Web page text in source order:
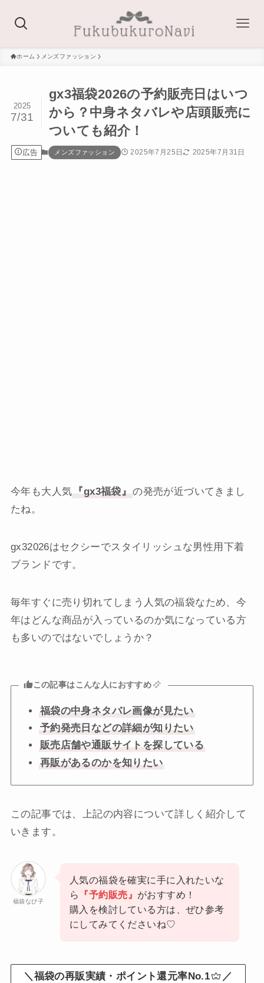
ホーム メンズファッション
gx3福袋2026の予約販売日はいつ
から？中身ネタバレや店頭販売に
ついても紹介！
2025
7/31
広告 メンズファッション 2025年7月25日 2025年7月31日
今年も大人気 『gx3福袋』 の発売が近づいてきまし
たね。
gx32026はセクシーでスタイリッシュな男性用下着
ブランドです。
毎年すぐに売り切れてしまう人気の福袋なため、今
年はどんな商品が入っているのか気になっている方
も多いのではないでしょうか？
この記事はこんな人におすすめ
福袋の中身ネタバレ画像が見たい
予約発売日などの詳細が知りたい
販売店舗や通販サイトを探している
再販があるのかを知りたい
この記事では、上記の内容について詳しく紹介して
いきます。
福袋なび子
人気の福袋を確実に手に入れたいな
ら
『予約販売』 がおすすめ！
購入を検討している方は、ぜひ参考
にしてみてくださいね♡
＼福袋の再販実績・ポイント還元率No.1 ／